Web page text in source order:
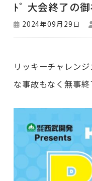
ﾄﾞ 大会終了の
2024年09月29日
リッキーチャレン
な事故もなく無事終